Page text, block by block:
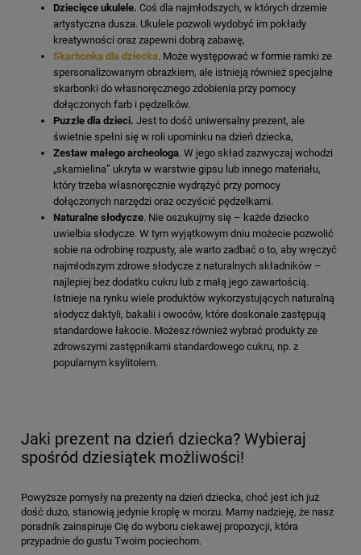
Dziecięce ukulele. Coś dla najmłodszych, w których drzemie
artystyczna dusza. Ukulele pozwoli wydobyć im pokłady
kreatywności oraz zapewni dobrą zabawę,
Skarbonka dla dziecka. Może występować w formie ramki ze
spersonalizowanym obrazkiem, ale istnieją również specjalne
skarbonki do własnoręcznego zdobienia przy pomocy
dołączonych farb i pędzelków.
Puzzle dla dzieci. Jest to dość uniwersalny prezent, ale
świetnie spełni się w roli upominku na dzień dziecka,
Zestaw małego archeologa. W jego skład zazwyczaj wchodzi
„skamielina” ukryta w warstwie gipsu lub innego materiału,
który trzeba własnoręcznie wydrążyć przy pomocy
dołączonych narzędzi oraz oczyścić pędzelkami.
Naturalne słodycze. Nie oszukujmy się – każde dziecko
uwielbia słodycze. W tym wyjątkowym dniu możecie pozwolić
sobie na odrobinę rozpusty, ale warto zadbać o to, aby wręczyć
najmłodszym zdrowe słodycze z naturalnych składników –
najlepiej bez dodatku cukru lub z małą jego zawartością.
Istnieje na rynku wiele produktów wykorzystujących naturalną
słodycz daktyli, bakalii i owoców, które doskonale zastępują
standardowe łakocie. Możesz również wybrać produkty ze
zdrowszymi zastępnikami standardowego cukru, np. z
popularnym ksylitolem.
Jaki prezent na dzień dziecka? Wybieraj
spośród dziesiątek możliwości!
Powyższe pomysły na prezenty na dzień dziecka, choć jest ich już
dość dużo, stanowią jedynie kroplę w morzu. Mamy nadzieję, że nasz
poradnik zainspiruje Cię do wyboru ciekawej propozycji, która
przypadnie do gustu Twoim pociechom.